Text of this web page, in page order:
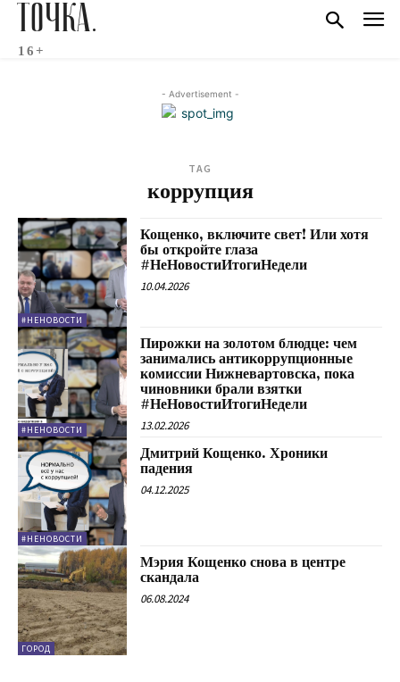
ТОЧКА.
16+
- Advertisement -
TAG
коррупция
#НЕНОВОСТИ
Кощенко, включите свет! Или хотя
бы откройте глаза
#НеНовостиИтогиНедели
10.04.2026
#НЕНОВОСТИ
Пирожки на золотом блюдце: чем
занимались антикоррупционные
комиссии Нижневартовска, пока
чиновники брали взятки
#НеНовостиИтогиНедели
13.02.2026
#НЕНОВОСТИ
Дмитрий Кощенко. Хроники
падения
04.12.2025
ГОРОД
Мэрия Кощенко снова в центре
скандала
06.08.2024